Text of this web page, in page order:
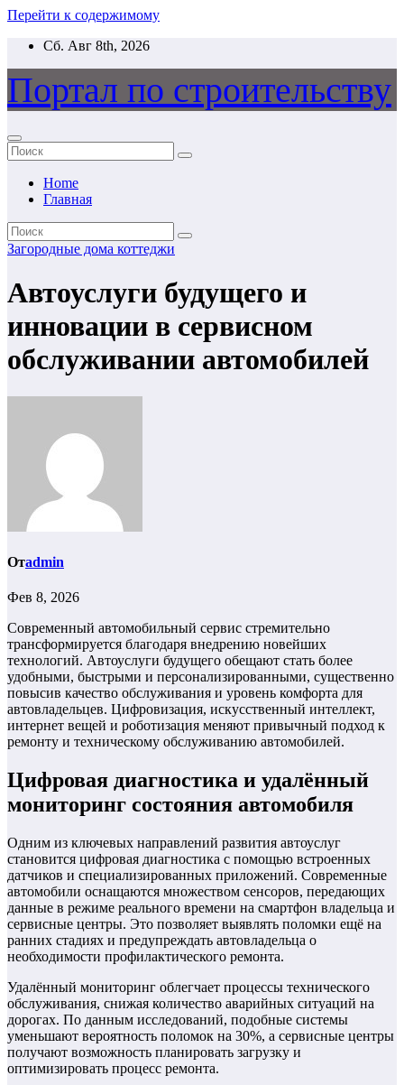
Перейти к содержимому
Сб. Авг 8th, 2026
Портал по строительству
Home
Главная
Загородные дома коттеджи
Автоуслуги будущего и
инновации в сервисном
обслуживании автомобилей
Отadmin
Фев 8, 2026
Современный автомобильный сервис стремительно
трансформируется благодаря внедрению новейших
технологий. Автоуслуги будущего обещают стать более
удобными, быстрыми и персонализированными, существенно
повысив качество обслуживания и уровень комфорта для
автовладельцев. Цифровизация, искусственный интеллект,
интернет вещей и роботизация меняют привычный подход к
ремонту и техническому обслуживанию автомобилей.
Цифровая диагностика и удалённый
мониторинг состояния автомобиля
Одним из ключевых направлений развития автоуслуг
становится цифровая диагностика с помощью встроенных
датчиков и специализированных приложений. Современные
автомобили оснащаются множеством сенсоров, передающих
данные в режиме реального времени на смартфон владельца и
сервисные центры. Это позволяет выявлять поломки ещё на
ранних стадиях и предупреждать автовладельца о
необходимости профилактического ремонта.
Удалённый мониторинг облегчает процессы технического
обслуживания, снижая количество аварийных ситуаций на
дорогах. По данным исследований, подобные системы
уменьшают вероятность поломок на 30%, а сервисные центры
получают возможность планировать загрузку и
оптимизировать процесс ремонта.